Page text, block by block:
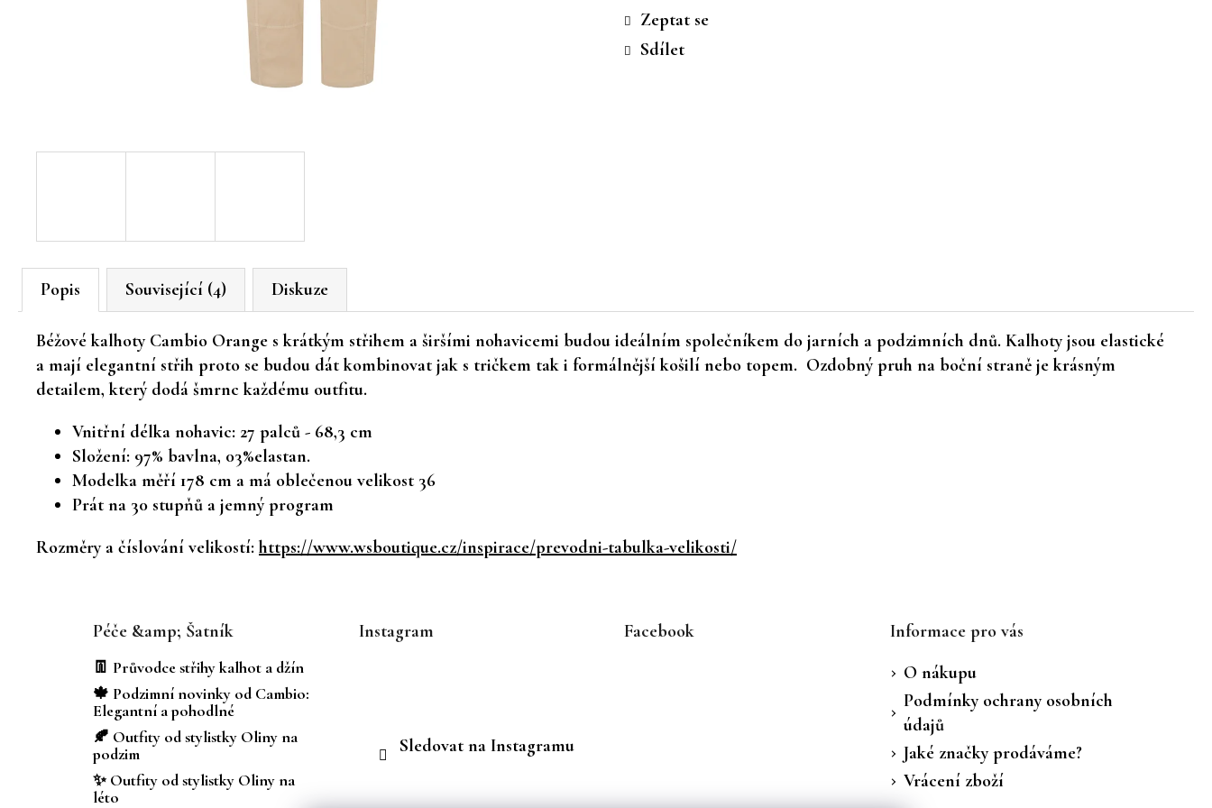
cena:Zeptat se
Sdílet
Popis Související (4) Diskuze
Béžové kalhoty Cambio Orange s krátkým střihem a širšími nohavicemi budou ideálním společníkem do jarních a podzimních dnů. Kalhoty jsou elastické
a mají elegantní střih proto se budou dát kombinovat jak s tričkem tak i formálnější košilí nebo topem. Ozdobný pruh na boční straně je krásným
detailem, který dodá šmrnc každému outfitu.
Vnitřní délka nohavic: 27 palců - 68,3 cm
Složení: 97% bavlna, 03%elastan.
Modelka měří 178 cm a má oblečenou velikost 36
Prát na 30 stupňů a jemný program
Rozměry a číslování velikostí: https://www.wsboutique.cz/inspirace/prevodni-tabulka-velikosti/
Péče &amp; Šatník
👖 Průvodce střihy kalhot a džín
🍁 Podzimní novinky od Cambio:
Elegantní a pohodlné
🍂 Outfity od stylistky Oliny na
podzim
✨ Outfity od stylistky Oliny na
léto
Instagram
Sledovat na Instagramu
Facebook
Informace pro vás
O nákupu
Podmínky ochrany osobních
údajů
Jaké značky prodáváme?
Vrácení zboží